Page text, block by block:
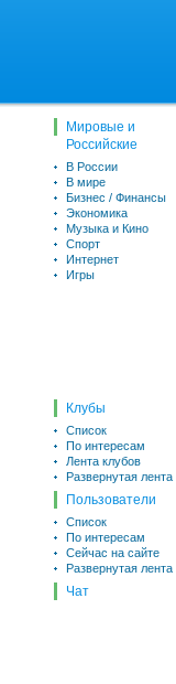
Мировые и
Российские
В России
В мире
Бизнес / Финансы
Экономика
Музыка и Кино
Спорт
Интернет
Игры
Клубы
Список
По интересам
Лента клубов
Развернутая лента
Пользователи
Список
По интересам
Сейчас на сайте
Развернутая лента
Чат